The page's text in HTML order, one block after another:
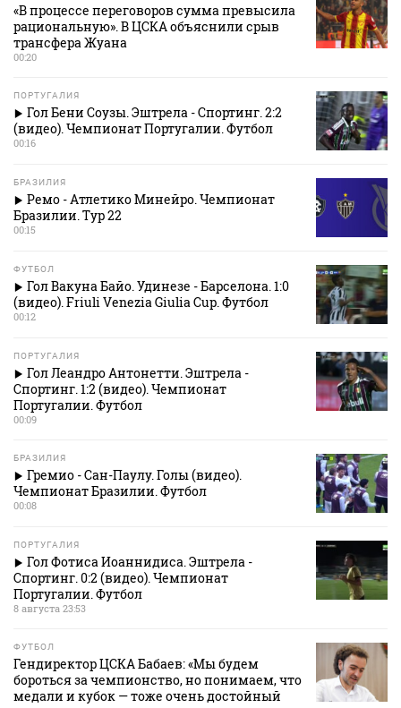
«В процессе переговоров сумма превысила
рациональную». В ЦСКА объяснили срыв
трансфера Жуана
00:20
ПОРТУГАЛИЯ
Гол Бени Соузы. Эштрела - Спортинг. 2:2
(видео). Чемпионат Португалии. Футбол
00:16
БРАЗИЛИЯ
Ремо - Атлетико Минейро. Чемпионат
Бразилии. Тур 22
00:15
ФУТБОЛ
Гол Вакуна Байо. Удинезе - Барселона. 1:0
(видео). Friuli Venezia Giulia Cup. Футбол
00:12
ПОРТУГАЛИЯ
Гол Леандро Антонетти. Эштрела -
Спортинг. 1:2 (видео). Чемпионат
Португалии. Футбол
00:09
БРАЗИЛИЯ
Гремио - Сан-Паулу. Голы (видео).
Чемпионат Бразилии. Футбол
00:08
ПОРТУГАЛИЯ
Гол Фотиса Иоаннидиса. Эштрела -
Спортинг. 0:2 (видео). Чемпионат
Португалии. Футбол
8 августа 23:53
ФУТБОЛ
Гендиректор ЦСКА Бабаев: «Мы будем
бороться за чемпионство, но понимаем, что
медали и кубок — тоже очень достойный